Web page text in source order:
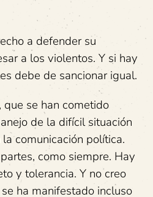
a defender su
a los violentos. Y si hay
debe de sancionar igual.
que se han cometido
de la difícil situación
comunicación política.
como siempre. Hay
y tolerancia. Y no creo
ha manifestado incluso